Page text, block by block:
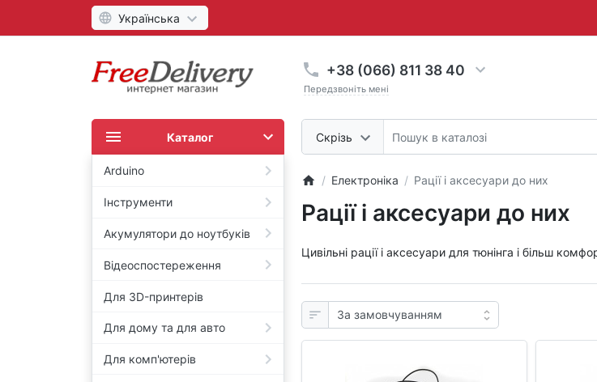
Українська
+38 (066) 811 38 40
Передзвоніть мені
Скрізь
Каталог
Arduino
Інструменти
Акумулятори до ноутбуків
Відеоспостереження
Для 3D-принтерів
Для дому та для авто
Для комп'ютерів
Електроніка Рації і аксесуари до них
Рації і аксесуари до них
Цивільні рації і аксесуари для тюнінга і більш